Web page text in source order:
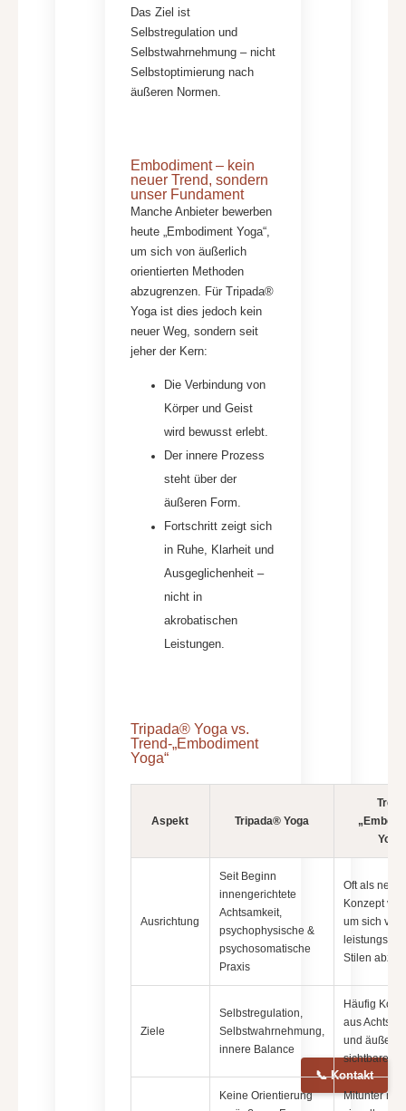
Das Ziel ist
Selbstregulation und
Selbstwahrnehmung – nicht
Selbstoptimierung nach
äußeren Normen.
Embodiment – kein
neuer Trend, sondern
unser Fundament
Manche Anbieter bewerben
heute „Embodiment Yoga“,
um sich von äußerlich
orientierten Methoden
abzugrenzen. Für Tripada®
Yoga ist dies jedoch kein
neuer Weg, sondern seit
jeher der Kern:
Die Verbindung von
Körper und Geist
wird bewusst erlebt.
Der innere Prozess
steht über der
äußeren Form.
Fortschritt zeigt sich
in Ruhe, Klarheit und
Ausgeglichenheit –
nicht in
akrobatischen
Leistungen.
Tripada® Yoga vs.
Trend-„Embodiment
Yoga“
Aspekt Tripada® Yoga
Ausrichtung
Seit Beginn
innengerichtete
Achtsamkeit,
psychophysische &
psychosomatische
Praxis
Oft als
Konzept
um sich von
Stilen
Ziele
Selbstregulation,
Selbstwahrnehmung,
innere Balance
Häufig
aus
und
sichtbaren
Keine Orientierung
Mitunter
📞 Kontakt